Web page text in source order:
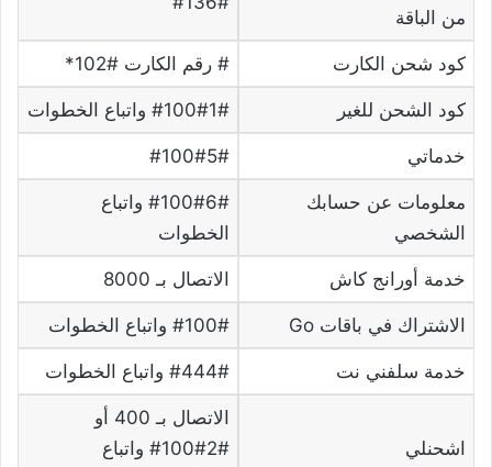
من الباقة
كود شحن الكارت # رقم الكارت #102*
كود الشحن للغير #100#1# واتباع الخطوات
خدماتي #100#5#
معلومات عن حسابك
الشخصي
#100#6# واتباع
الخطوات
خدمة أورانج كاش الاتصال بـ 8000
الاشتراك في باقات Go #100# واتباع الخطوات
خدمة سلفني نت #444# واتباع الخطوات
اشحنلي
الاتصال بـ 400 أو
#2#100# واتباع